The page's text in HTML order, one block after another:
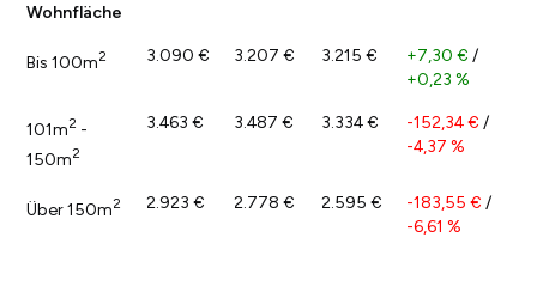
Wohnfläche
Bis 100m2 3.090 € 3.207 € 3.215 € +7,30 € /
+0,23 %
101m2 -
150m2
3.463 € 3.487 € 3.334 € -152,34 € /
-4,37 %
Über 150m2 2.923 € 2.778 € 2.595 € -183,55 € /
-6,61 %